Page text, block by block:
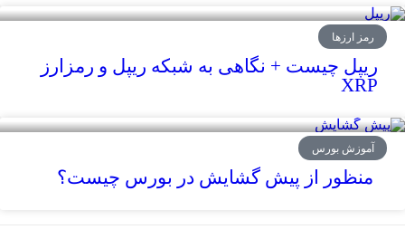
رمز ارزها
ریپل چیست + نگاهی به شبکه ریپل و رمزارز
XRP
آموزش بورس
منظور از پیش گشایش در بورس چیست؟